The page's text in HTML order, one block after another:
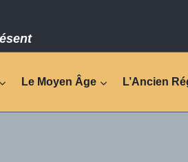
Le Moyen Âge L’Ancien